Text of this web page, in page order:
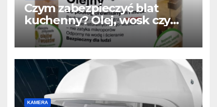
Czym zabezpieczyć blat
kuchenny? Olej, wosk czy
lakier? Najlepszy wybór do
drewnianego blatu
KAMERA